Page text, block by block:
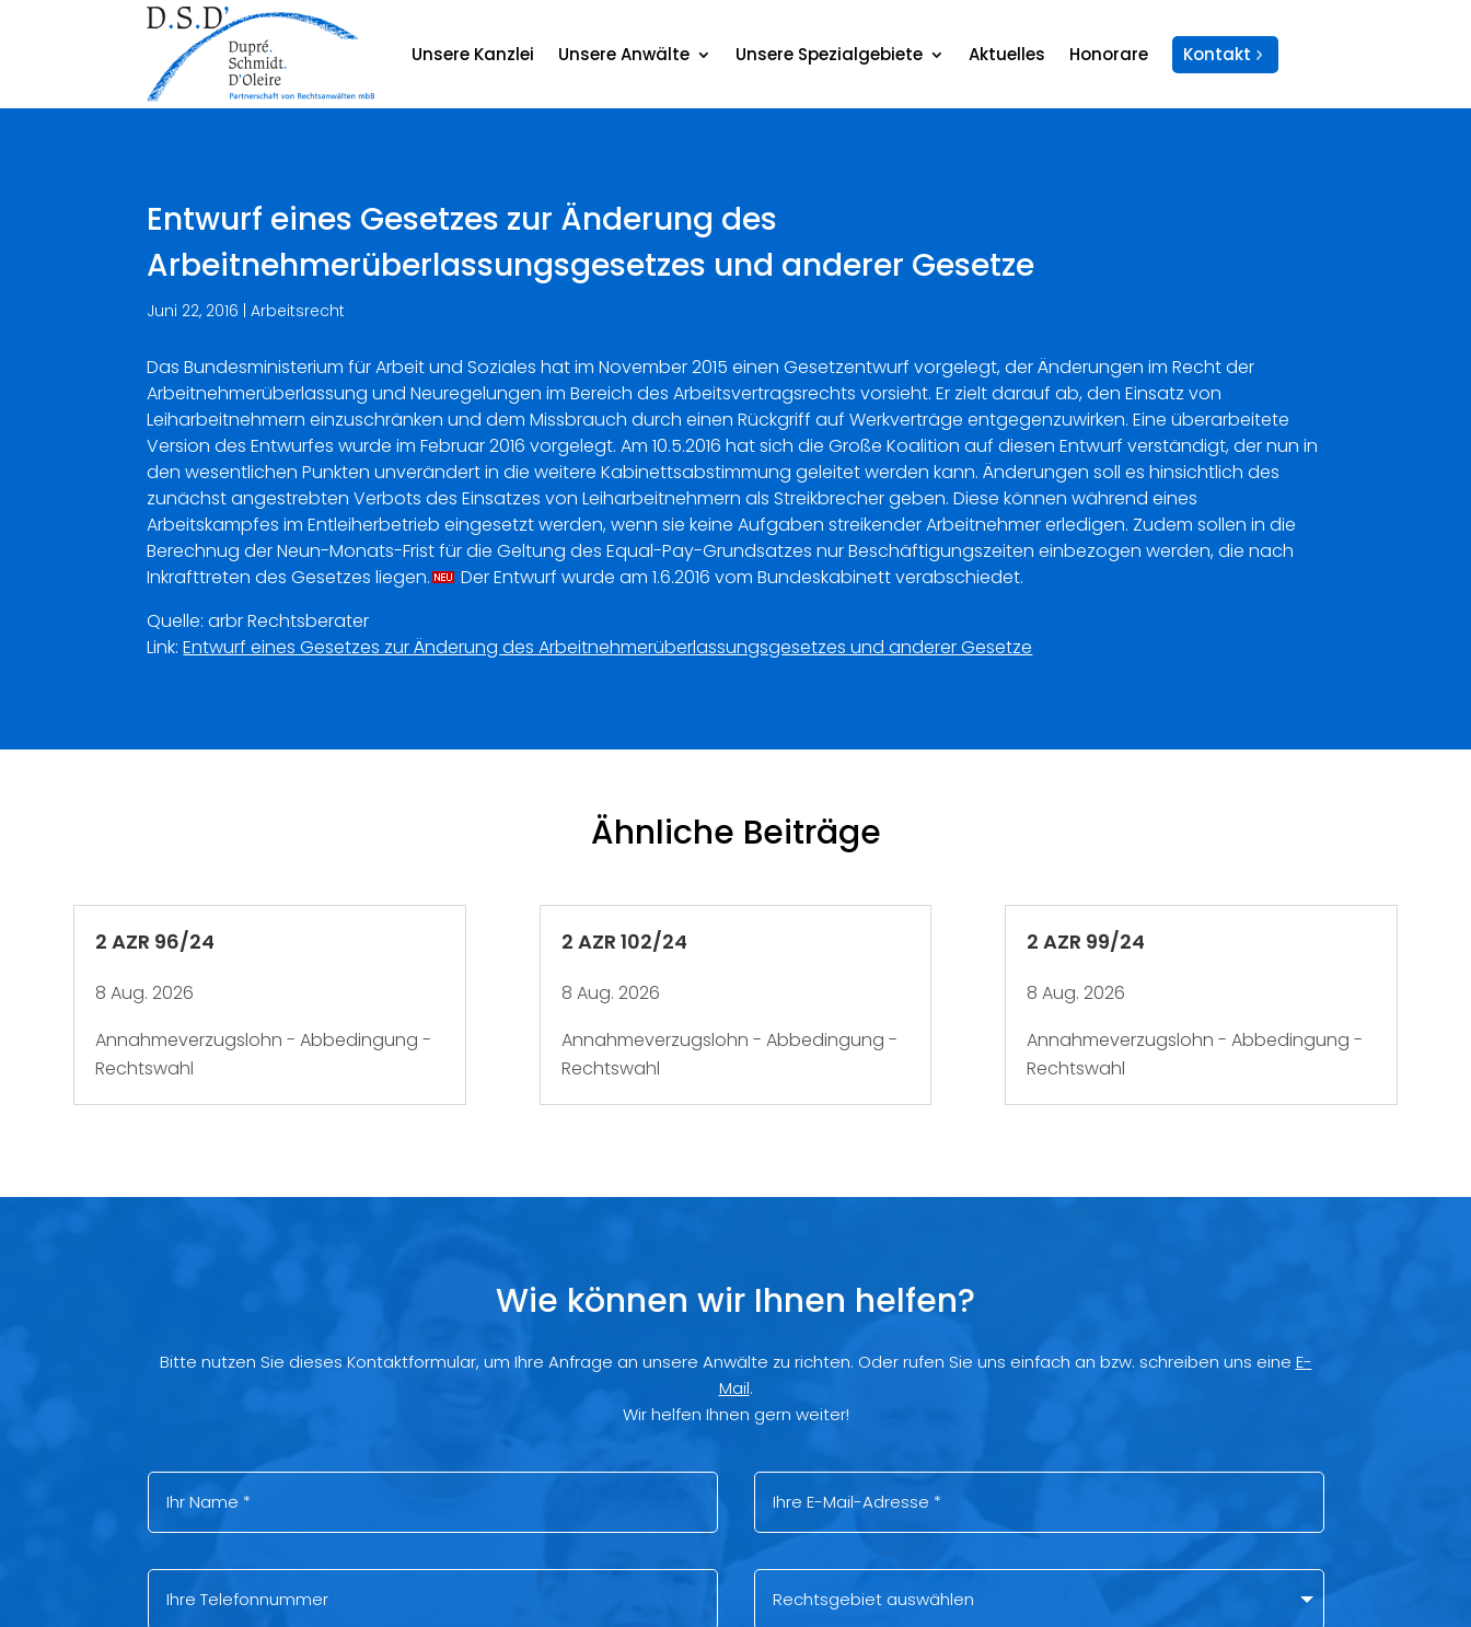
Unsere Kanzlei Unsere Anwälte Unsere Spezialgebiete Aktuelles Honorare Kontakt
Entwurf eines Gesetzes zur Änderung des
Arbeitnehmerüberlassungsgesetzes und anderer Gesetze
Juni 22, 2016 |Arbeitsrecht
Das Bundesministerium für Arbeit und Soziales hat im November 2015 einen Gesetzentwurf vorgelegt, der Änderungen im Recht der
Arbeitnehmerüberlassung und Neuregelungen im Bereich des Arbeitsvertragsrechts vorsieht. Er zielt darauf ab, den Einsatz von
Leiharbeitnehmern einzuschränken und dem Missbrauch durch einen Rückgriff auf Werkverträge entgegenzuwirken. Eine überarbeitete
Version des Entwurfes wurde im Februar 2016 vorgelegt. Am 10.5.2016 hat sich die Große Koalition auf diesen Entwurf verständigt, der nun in
den wesentlichen Punkten unverändert in die weitere Kabinettsabstimmung geleitet werden kann. Änderungen soll es hinsichtlich des
zunächst angestrebten Verbots des Einsatzes von Leiharbeitnehmern als Streikbrecher geben. Diese können während eines
Arbeitskampfes im Entleiherbetrieb eingesetzt werden, wenn sie keine Aufgaben streikender Arbeitnehmer erledigen. Zudem sollen in die
Berechnug der Neun-Monats-Frist für die Geltung des Equal-Pay-Grundsatzes nur Beschäftigungszeiten einbezogen werden, die nach
Inkrafttreten des Gesetzes liegen.
Der Entwurf wurde am 1.6.2016 vom Bundeskabinett verabschiedet.
Quelle: arbr Rechtsberater
Link:Entwurf eines Gesetzes zur Änderung des Arbeitnehmerüberlassungsgesetzes und anderer Gesetze
Ähnliche Beiträge
2 AZR 96/24
8 Aug. 2026
Annahmeverzugslohn - Abbedingung -
Rechtswahl
2 AZR 102/24
8 Aug. 2026
Annahmeverzugslohn - Abbedingung -
Rechtswahl
2 AZR 99/24
8 Aug. 2026
Annahmeverzugslohn - Abbedingung -
Rechtswahl
Wie können wir Ihnen helfen?
Bitte nutzen Sie dieses Kontaktformular, um Ihre Anfrage an unsere Anwälte zu richten. Oder rufen Sie uns einfach an bzw. schreiben uns eine E-
Mail.
Wir helfen Ihnen gern weiter!